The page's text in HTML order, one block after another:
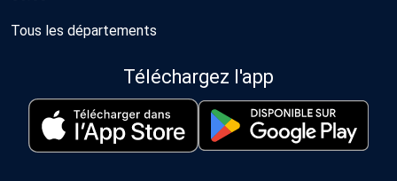
Tous les départements
Téléchargez l'app